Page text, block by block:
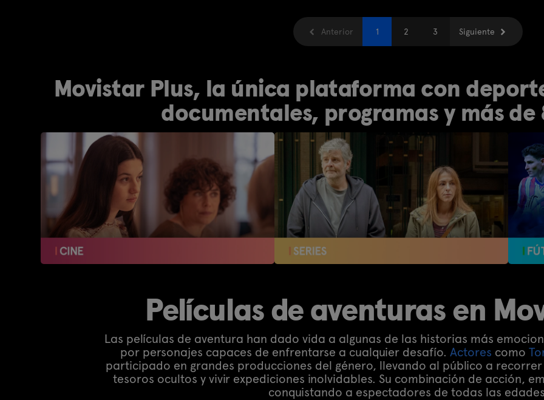
Anterior 1 2 3 Siguiente
Movistar Plus, la única plataforma con
documentales, programas y más de
Películas de aventuras en
Las películas de aventura han dado vida a algunas de las historias más
por personajes capaces de enfrentarse a cualquier desafío. Actores como
participado en grandes producciones del género, llevando al público a
tesoros ocultos y vivir expediciones inolvidables. Su combinación de acción,
conquistando a espectadores de todas las